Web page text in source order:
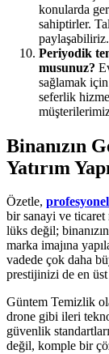
konularda
sahiptirler.
paylaşabiliriz.
Periyodik
musunuz?
sağlamak
seferlik
Binanızın
Yatırım
Özetle, profesyonel
bir sanayi ve
lüks değil;
marka imajına
vadede çok daha
prestijinizi de en üst
Güntem Temizlik
drone gibi ileri
güvenlik
değil, komple bir